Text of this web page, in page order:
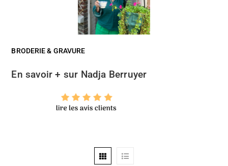
BRODERIE & GRAVURE
En savoir + sur Nadja Berruyer